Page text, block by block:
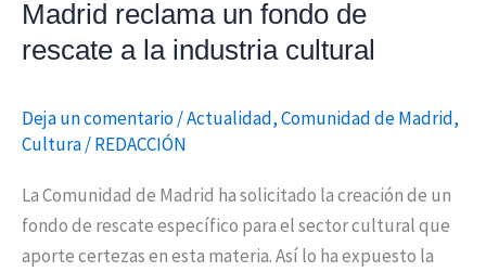
Madrid reclama un fondo de
rescate a la industria cultural
Deja un comentario/Actualidad,Comunidad de Madrid,
Cultura/REDACCIÓN
La Comunidad de Madrid ha solicitado la creación de un
fondo de rescate específico para el sector cultural que
aporte certezas en esta materia. Así lo ha expuesto la